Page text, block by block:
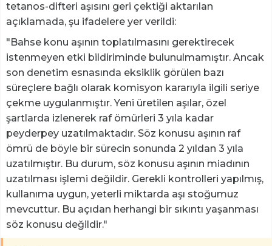
tetanos-difteri aşısını geri çektiği aktarılan
açıklamada, şu ifadelere yer verildi:
"Bahse konu aşının toplatılmasını gerektirecek
istenmeyen etki bildiriminde bulunulmamıştır. Ancak
son denetim esnasında eksiklik görülen bazı
süreçlere bağlı olarak komisyon kararıyla ilgili seriye
çekme uygulanmıştır. Yeni üretilen aşılar, özel
şartlarda izlenerek raf ömürleri 3 yıla kadar
peyderpey uzatılmaktadır. Söz konusu aşının raf
ömrü de böyle bir sürecin sonunda 2 yıldan 3 yıla
uzatılmıştır. Bu durum, söz konusu aşının miadının
uzatılması işlemi değildir. Gerekli kontrolleri yapılmış,
kullanıma uygun, yeterli miktarda aşı stoğumuz
mevcuttur. Bu açıdan herhangi bir sıkıntı yaşanması
söz konusu değildir."